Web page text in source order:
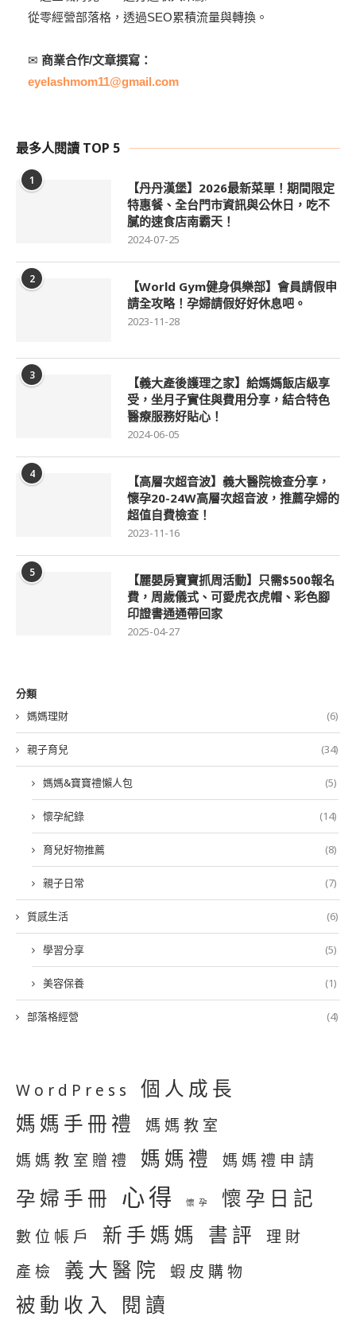
從零經營部落格，透過SEO累積流量與轉換。
✉ 商業合作/文章撰寫：
eyelashmom11@gmail.com
最多人閱讀 TOP 5
1
【丹丹漢堡】2026最新菜單！期間限定
特惠餐、全台門市資訊與公休日，吃不
膩的速食店南霸天！
2024-07-25
2
【World Gym健身俱樂部】會員請假申
請全攻略！孕婦請假好好休息吧。
2023-11-28
3
【義大產後護理之家】給媽媽飯店級享
受，坐月子實住與費用分享，結合特色
醫療服務好貼心！
2024-06-05
4
【高層次超音波】義大醫院檢查分享，
懷孕20-24W高層次超音波，推薦孕婦的
超值自費檢查！
2023-11-16
5
【麗嬰房寶寶抓周活動】只需$500報名
費，周歲儀式、可愛虎衣虎帽、彩色腳
印證書通通帶回家
2025-04-27
分類
媽媽理財
(6)
親子育兒 (34)
媽媽&寶寶禮懶人包 (5)
懷孕紀錄 (14)
育兒好物推薦 (8)
親子日常 (7)
質感生活 (6)
學習分享 (5)
美容保養 (1)
部落格經營 (4)
WordPress
個人成長
媽媽手冊禮
媽媽教室
媽媽教室贈禮
媽媽禮 媽媽禮申請
孕婦手冊 心得 懷孕 懷孕日記
數位帳戶 新手媽媽 書評
理財
產檢
義大醫院 蝦皮購物
被動收入 閱讀